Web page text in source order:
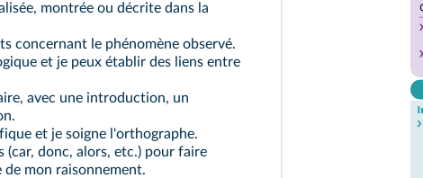
montrée ou décrite dans la
concernant le phénomène observé.
et je peux établir des liens entre
avec une introduction, un
et je soigne l'orthographe.
(car, donc, alors, etc.) pour faire
mon raisonnement.